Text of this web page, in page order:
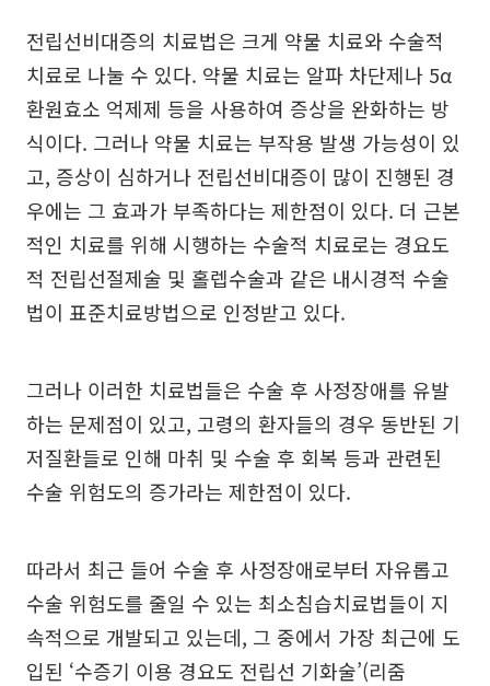
전립선비대증의 치료법은 크게 약물 치료와 수술적
치료로 나눌 수 있다. 약물 치료는 알파 차단제나 5α
환원효소 억제제 등을 사용하여 증상을 완화하는 방
식이다. 그러나 약물 치료는 부작용 발생 가능성이 있
고, 증상이 심하거나 전립선비대증이 많이 진행된 경
우에는 그 효과가 부족하다는 제한점이 있다. 더 근본
적인 치료를 위해 시행하는 수술적 치료로는 경요도
적 전립선절제술 및 홀렙수술과 같은 내시경적 수술
법이 표준치료방법으로 인정받고 있다.
그러나 이러한 치료법들은 수술 후 사정장애를 유발
하는 문제점이 있고, 고령의 환자들의 경우 동반된 기
저질환들로 인해 마취 및 수술 후 회복 등과 관련된
수술 위험도의 증가라는 제한점이 있다.
따라서 최근 들어 수술 후 사정장애로부터 자유롭고
수술 위험도를 줄일 수 있는 최소침습치료법들이 지
속적으로 개발되고 있는데, 그 중에서 가장 최근에 도
입된 ‘수증기 이용 경요도 전립선 기화술’(리줌